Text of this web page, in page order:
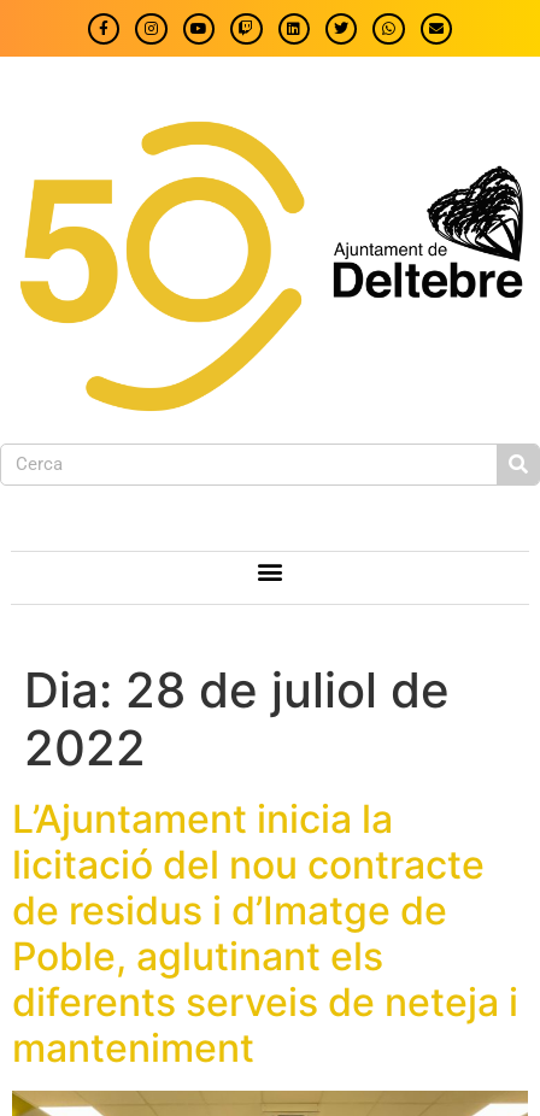
Dia: 28 de juliol de
2022
L’Ajuntament inicia la
licitació del nou contracte
de residus i d’Imatge de
Poble, aglutinant els
diferents serveis de neteja i
manteniment